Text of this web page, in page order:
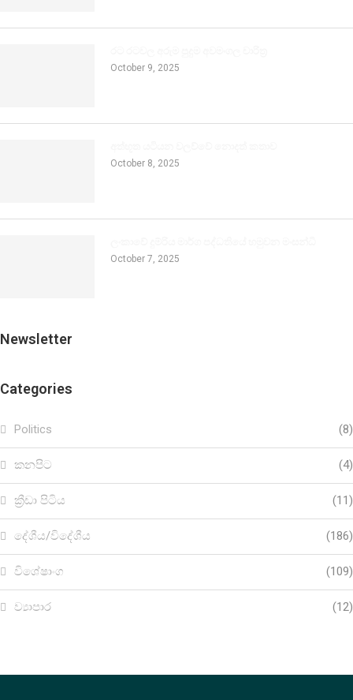
October 9, 2025
October 8, 2025
October 7, 2025
Newsletter
Categories
Politics (8)
කනපිට (4)
ක්‍රීඩා පිටිය (11)
දේශීය/විදේශීය (186)
විශේෂාංග (109)
ව්‍යාපාර (12)